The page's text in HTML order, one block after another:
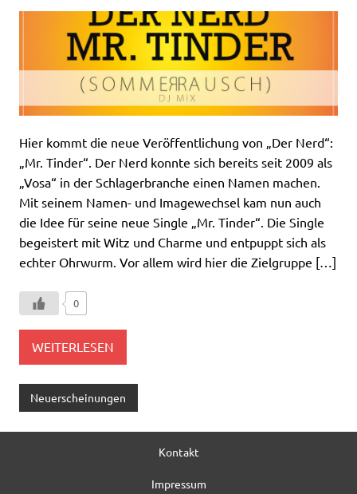
Hier kommt die neue Veröffentlichung von „Der Nerd“:
„Mr. Tinder“. Der Nerd konnte sich bereits seit 2009 als
„Vosa“ in der Schlagerbranche einen Namen machen.
Mit seinem Namen- und Imagewechsel kam nun auch
die Idee für seine neue Single „Mr. Tinder“. Die Single
begeistert mit Witz und Charme und entpuppt sich als
echter Ohrwurm. Vor allem wird hier die Zielgruppe […]
0
WEITERLESEN
Neuerscheinungen
Kontakt
Impressum